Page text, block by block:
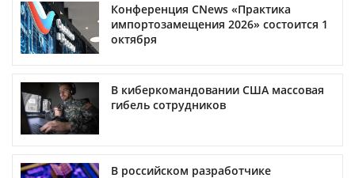
Конференция CNews «Практика
импортозамещения 2026» состоится 1
октября
В киберкомандовании США массовая
гибель сотрудников
В российском разработчике